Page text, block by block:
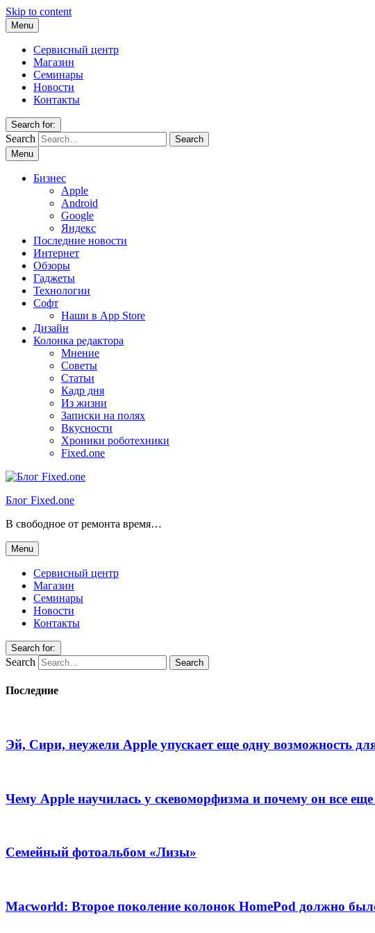
Skip to content
Menu
Сервисный центр
Магазин
Семинары
Новости
Контакты
Search for:
Search
Menu
Бизнес
Apple
Android
Google
Яндекс
Последние новости
Интернет
Обзоры
Гаджеты
Технологии
Софт
Наши в App Store
Дизайн
Колонка редактора
Мнение
Советы
Статьи
Кадр дня
Из жизни
Записки на полях
Вкусности
Хроники роботехники
Fixed.one
Блог Fixed.one
В свободное от ремонта время…
Menu
Сервисный центр
Магазин
Семинары
Новости
Контакты
Search for:
Search
Последние
Эй, Сири, неужели Apple упускает еще одну возможность
Чему Apple научилась у скевоморфизма и почему он все еще
Семейный фотоальбом «Лизы»
Macworld: Второе поколение колонок HomePod должно